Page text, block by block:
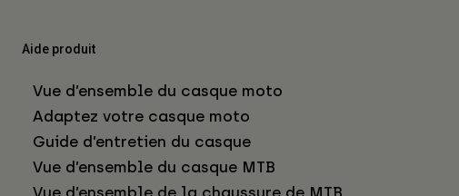
Aide produit
Vue d’ensemble du casque moto
Adaptez votre casque moto
Guide d’entretien du casque
Vue d’ensemble du casque MTB
Vue d’ensemble de la chaussure de MTB